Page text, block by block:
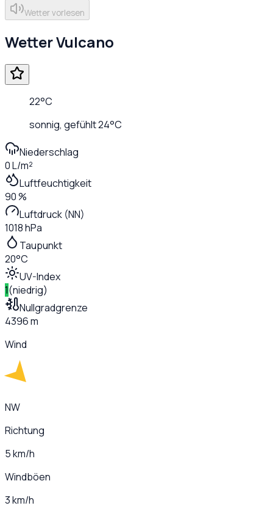
Wetter vorlesen
WetterVulcano
22°C
sonnig, gefühlt24°C
Niederschlag
0 L/m²
Luftfeuchtigkeit
90 %
Luftdruck (NN)
1018 hPa
Taupunkt
20°C
UV-Index
1(niedrig)
Nullgradgrenze
4396 m
Wind
NW
Richtung
5 km/h
Windböen
3 km/h